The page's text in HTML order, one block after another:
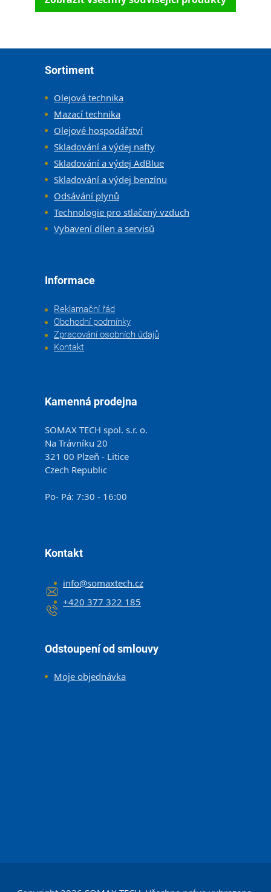
Sortiment
Olejová technika
Mazací technika
Olejové hospodářství
Skladování a výdej nafty
Skladování a výdej AdBlue
Skladování a výdej benzínu
Odsávání plynů
Technologie pro stlačený vzduch
Vybavení dílen a servisů
Informace
Reklamační řád
Obchodní podmínky
Zpracování osobních údajů
Kontakt
Kamenná prodejna
SOMAX TECH spol. s.r. o.
Na Trávníku 20
321 00 Plzeň - Litice
Czech Republic
Po- Pá: 7:30 - 16:00
Kontakt
info@somaxtech.cz
+420 377 322 185
Odstoupení od smlouvy
Moje objednávka